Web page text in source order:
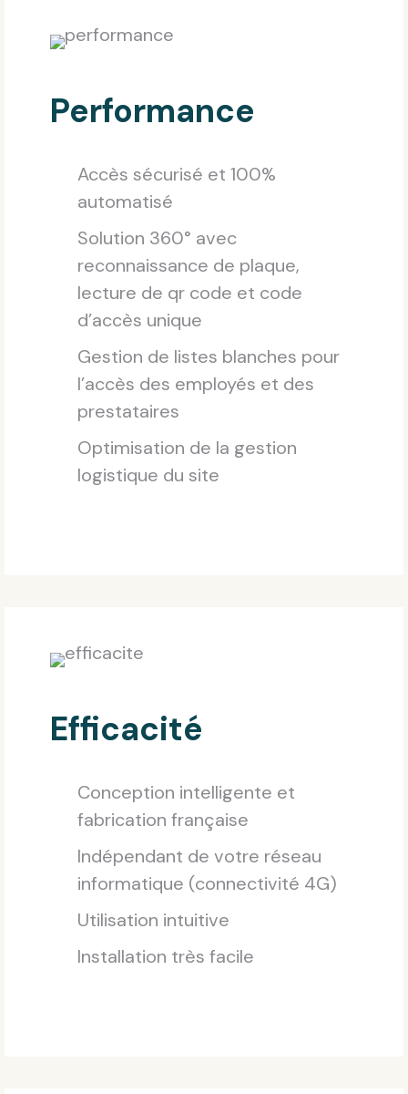
Performance
Accès sécurisé et 100%
automatisé
Solution 360° avec
reconnaissance de plaque,
lecture de qr code et code
d’accès unique
Gestion de listes blanches pour
l’accès des employés et des
prestataires
Optimisation de la gestion
logistique du site
Efficacité
Conception intelligente et
fabrication française
Indépendant de votre réseau
informatique (connectivité 4G)
Utilisation intuitive
Installation très facile